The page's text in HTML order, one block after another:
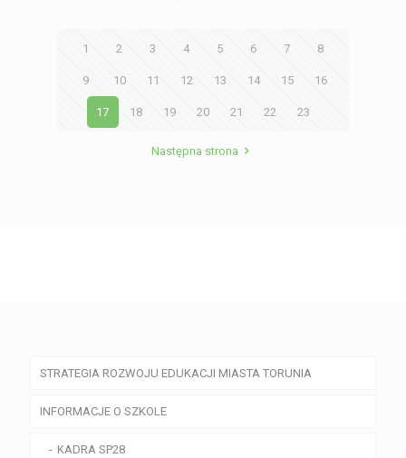
1 2 3 4 5 6 7 8
9 10 11 12 13 14 15 16
17 18 19 20 21 22 23
Następna strona
STRATEGIA ROZWOJU EDUKACJI MIASTA TORUNIA
INFORMACJE O SZKOLE
KADRA SP28